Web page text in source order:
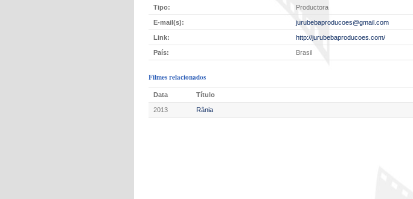
Tipo: Productora
E-mail(s): jurubebaproducoes@gmail.com
Link: http://jurubebaproducoes.com/
País: Brasil
Filmes relacionados
Data Título
2013 Rânia